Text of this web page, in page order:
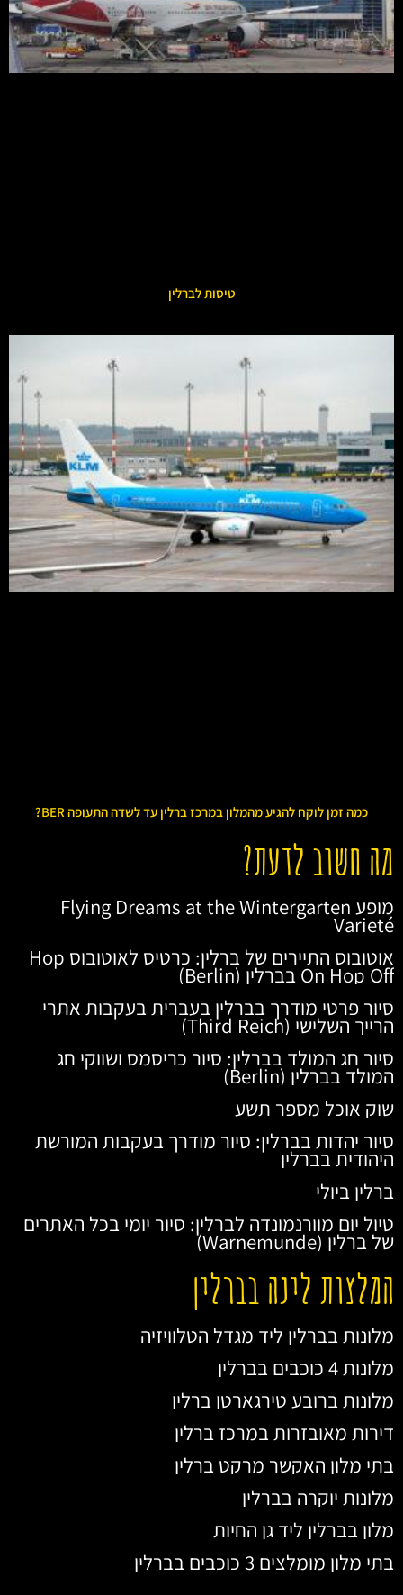
טיסות לברלין
כמה זמן לוקח להגיע מהמלון במרכז ברלין עד לשדה התעופה BER?
מה חשוב לדעת?
מופע Flying Dreams at the Wintergarten
Varieté
אוטובוס התיירים של ברלין: כרטיס לאוטובוס Hop
On Hop Off בברלין (Berlin)
סיור פרטי מודרך בברלין בעברית בעקבות אתרי
הרייך השלישי (Third Reich)
סיור חג המולד בברלין: סיור כריסמס ושווקי חג
המולד בברלין (Berlin)
שוק אוכל מספר תשע
סיור יהדות בברלין: סיור מודרך בעקבות המורשת
היהודית בברלין
ברלין ביולי
טיול יום מוורנמונדה לברלין: סיור יומי בכל האתרים
של ברלין (Warnemunde)
המלצות לינה בברלין
מלונות בברלין ליד מגדל הטלוויזיה
מלונות 4 כוכבים בברלין
מלונות ברובע טירגארטן ברלין
דירות מאובזרות במרכז ברלין
בתי מלון האקשר מרקט ברלין
מלונות יוקרה בברלין
מלון בברלין ליד גן החיות
בתי מלון מומלצים 3 כוכבים בברלין